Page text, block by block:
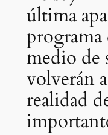
última
medio de
volverán
realidad